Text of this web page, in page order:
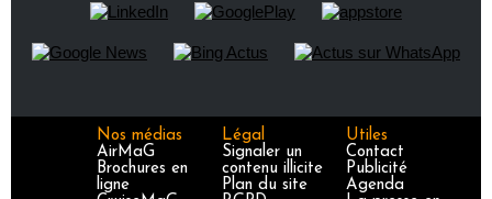
Nos médias
AirMaG
Brochures en
ligne
Légal
Signaler un
contenu illicite
Plan du site
Utiles
Contact
Publicité
Agenda